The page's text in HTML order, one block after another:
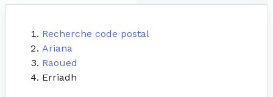
Recherche code postal
Ariana
Raoued
Erriadh